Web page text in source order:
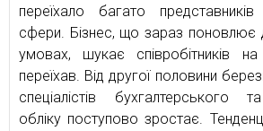
переїхало багато представників
сфери. Бізнес, що зараз поновлює
умовах, шукає співробітників
переїхав. Від другої половини
спеціалістів бухгалтерського
обліку поступово зростає.